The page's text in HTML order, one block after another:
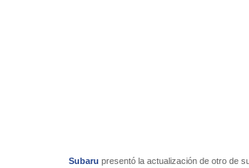
Subaru presentó la actualización de otro de